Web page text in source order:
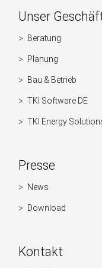
Weitere
Informationen
Unser
Navigation
überspringen
Beratung
Planung
Bau & Betrieb
TKI Software DE
TKI Energy
Presse
Navigation
überspringen
News
Download
Kontakt